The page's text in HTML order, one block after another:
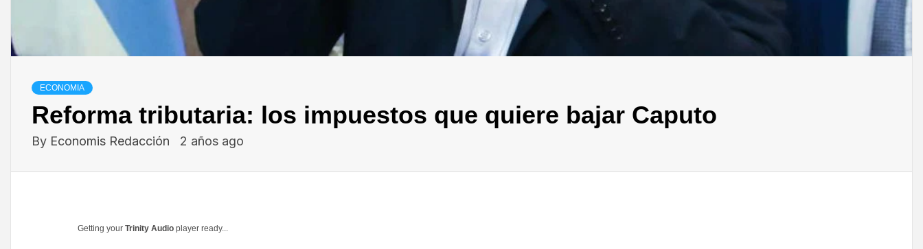
ECONOMIA
Reforma tributaria: los impuestos que quiere bajar Caputo
By Economis Redacción 2 años ago
Getting your Trinity Audio player ready...